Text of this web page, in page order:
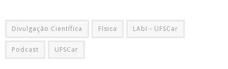
Divulgação Científica Física LAbI - UFSCar
Podcast UFSCar